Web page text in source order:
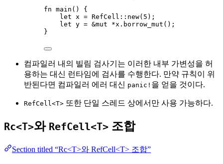
fn main () {
let
x = RefCell :: new( 5 );
let y = &mut *x . borrow_mut ();
}
컴파일러 내의 빌림 검사기는 이러한 내부 가변성을 허
용하는 대신 런타임에 검사를 수행한다. 만약 규칙이 위
반된다면 컴파일러 에러 대신 panic! 을 얻을 것이다.
RefCell<T> 또한 단일 스레드 상에서만 사용 가능하다.
Rc<T>와 RefCell<T> 조합
Section titled “Rc<T>와 RefCell<T> 조합”